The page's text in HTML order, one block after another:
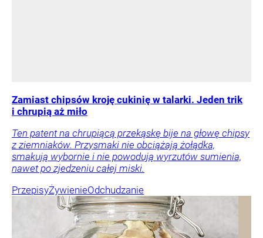
Zamiast chipsów kroję cukinię w talarki. Jeden trik
i chrupią aż miło
Ten patent na chrupiącą przekąskę bije na głowę chipsy
z ziemniaków. Przysmaki nie obciążają żołądka,
smakują wybornie i nie powodują wyrzutów sumienia,
nawet po zjedzeniu całej miski.
PrzepisyŻywienieOdchudzanie